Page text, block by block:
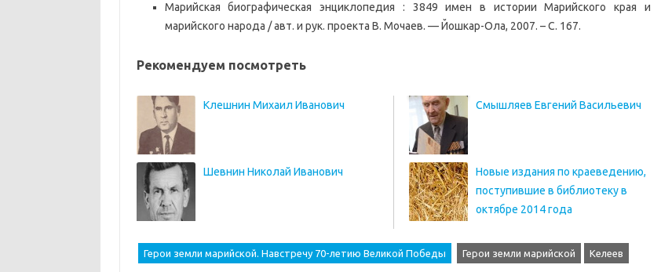
Марийская биографическая энциклопедия : 3849 имен в истории Марийского края и
марийского народа / авт. и рук. проекта В. Мочаев. — Йошкар-Ола, 2007. – С. 167.
Рекомендуем посмотреть
Клешнин Михаил Иванович
Шевнин Николай Иванович
Смышляев Евгений Васильевич
Новые издания по краеведению,
поступившие в библиотеку в
октябре 2014 года
Герои земли марийской. Навстречу 70-летию Великой Победы Герои земли марийской Келеев